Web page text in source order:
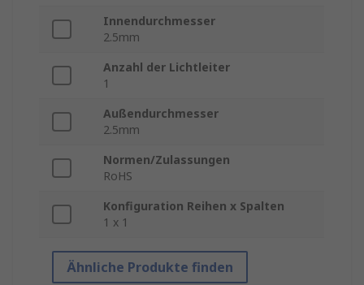
Innendurchmesser
2.5mm
Anzahl der Lichtleiter
1
Außendurchmesser
2.5mm
Normen/Zulassungen
RoHS
Konfiguration Reihen x Spalten
1 x 1
Ähnliche Produkte finden